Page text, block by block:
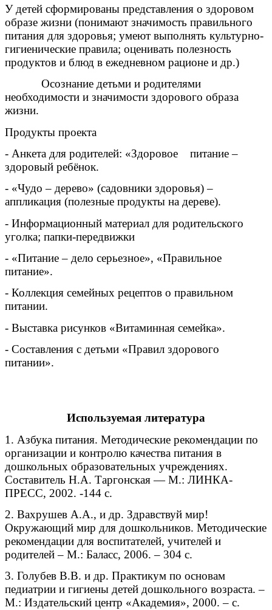
У детей сформированы представления о здоровом
образе жизни (понимают значимость правильного
питания для здоровья; умеют выполнять культурно-
гигиенические правила; оценивать полезность
продуктов и блюд в ежедневном рационе и др.)
Осознание детьми и родителями
необходимости и значимости здорового образа
жизни.
Продукты проекта
- Анкета для родителей: «Здоровое питание –
здоровый ребёнок.
- «Чудо – дерево» (садовники здоровья) –
аппликация (полезные продукты на дереве).
- Информационный материал для родительского
уголка; папки-передвижки
- «Питание – дело серьезное», «Правильное
питание».
- Коллекция семейных рецептов о правильном
питании.
- Выставка рисунков «Витаминная семейка».
- Составления с детьми «Правил здорового
питании».
Используемая литература
1. Азбука питания. Методические рекомендации по
организации и контролю качества питания в
дошкольных образовательных учреждениях.
Составитель Н.А. Таргонская — М.: ЛИНКА-
ПРЕСС, 2002. -144 с.
2. Вахрушев А.А., и др. Здравствуй мир!
Окружающий мир для дошкольников. Методические
рекомендации для воспитателей, учителей и
родителей – М.: Баласс, 2006. – 304 с.
3. Голубев В.В. и др. Практикум по основам
педиатрии и гигиены детей дошкольного возраста. –
М.: Издательский центр «Академия», 2000. – с.